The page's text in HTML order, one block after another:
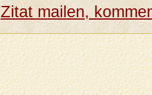
Zitat mailen,